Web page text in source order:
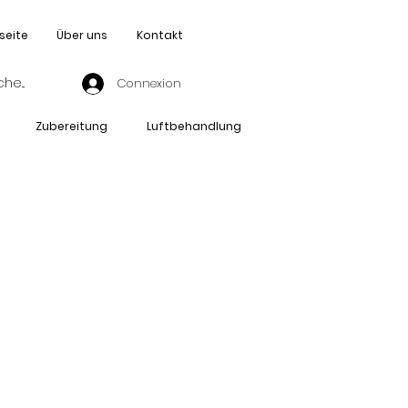
Über uns Kontakt
Connexion
Zubereitung Luftbehandlung